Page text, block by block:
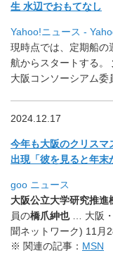
生 水辺でおもてなし
Yahoo!ニュース -
現時点では、定期船の
航からスタートする。
大阪コンソーシアム委
2024.12.17
今年も大阪のクリスマ
出現「彼を見ると年末
goo ニュース
大阪公立大学研究推進
員の橋爪紳也… 大阪・
聞ネットワーク) 11月
※ 関連の記事： MSN